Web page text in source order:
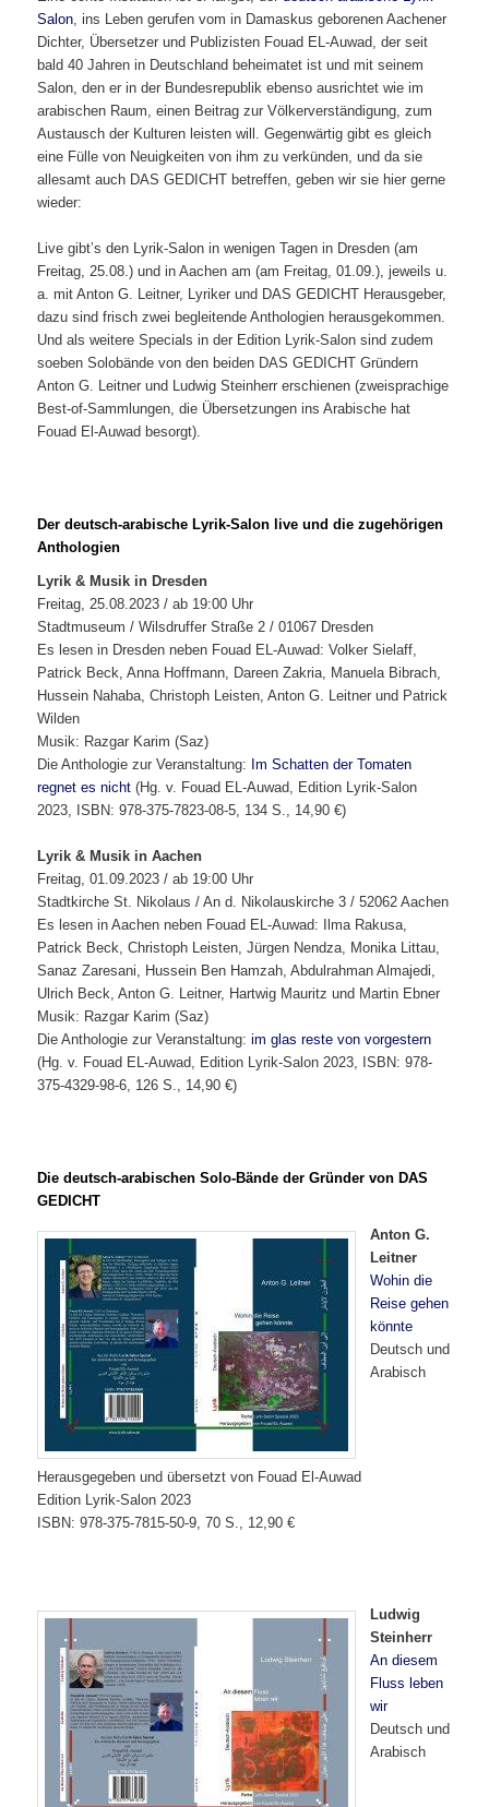
Salon, ins Leben gerufen vom in Damaskus geborenen Aachener
Dichter, Übersetzer und Publizisten Fouad EL-Auwad, der seit
bald 40 Jahren in Deutschland beheimatet ist und mit seinem
Salon, den er in der Bundesrepublik ebenso ausrichtet wie im
arabischen Raum, einen Beitrag zur Völkerverständigung, zum
Austausch der Kulturen leisten will. Gegenwärtig gibt es gleich
eine Fülle von Neuigkeiten von ihm zu verkünden, und da sie
allesamt auch DAS GEDICHT betreffen, geben wir sie hier gerne
wieder:
Live gibt’s den Lyrik-Salon in wenigen Tagen in Dresden (am
Freitag, 25.08.) und in Aachen am (am Freitag, 01.09.), jeweils u.
a. mit Anton G. Leitner, Lyriker und DAS GEDICHT Herausgeber,
dazu sind frisch zwei begleitende Anthologien herausgekommen.
Und als weitere Specials in der Edition Lyrik-Salon sind zudem
soeben Solobände von den beiden DAS GEDICHT Gründern
Anton G. Leitner und Ludwig Steinherr erschienen (zweisprachige
Best-of-Sammlungen, die Übersetzungen ins Arabische hat
Fouad El-Auwad besorgt).
Der deutsch-arabische Lyrik-Salon live und die zugehörigen
Anthologien
Lyrik & Musik in Dresden
Freitag, 25.08.2023 / ab 19:00 Uhr
Stadtmuseum / Wilsdruffer Straße 2 / 01067 Dresden
Es lesen in Dresden neben Fouad EL-Auwad: Volker Sielaff,
Patrick Beck, Anna Hoffmann, Dareen Zakria, Manuela Bibrach,
Hussein Nahaba, Christoph Leisten, Anton G. Leitner und Patrick
Wilden
Musik: Razgar Karim (Saz)
Die Anthologie zur Veranstaltung: Im Schatten der Tomaten
regnet es nicht (Hg. v. Fouad EL-Auwad, Edition Lyrik-Salon
2023, ISBN: 978-375-7823-08-5, 134 S., 14,90 €)
Lyrik & Musik in Aachen
Freitag, 01.09.2023 / ab 19:00 Uhr
Stadtkirche St. Nikolaus / An d. Nikolauskirche 3 / 52062 Aachen
Es lesen in Aachen neben Fouad EL-Auwad: Ilma Rakusa,
Patrick Beck, Christoph Leisten, Jürgen Nendza, Monika Littau,
Sanaz Zaresani, Hussein Ben Hamzah, Abdulrahman Almajedi,
Ulrich Beck, Anton G. Leitner, Hartwig Mauritz und Martin Ebner
Musik: Razgar Karim (Saz)
Die Anthologie zur Veranstaltung:im glas reste von vorgestern
(Hg. v. Fouad EL-Auwad, Edition Lyrik-Salon 2023, ISBN: 978-
375-4329-98-6, 126 S., 14,90 €)
Die deutsch-arabischen Solo-Bände der Gründer von DAS
GEDICHT
Anton G.
Leitner
Wohin die
Reise gehen
könnte
Deutsch und
Arabisch
Herausgegeben und übersetzt von Fouad El-Auwad
Edition Lyrik-Salon 2023
ISBN: 978-375-7815-50-9, 70 S., 12,90 €
Ludwig
Steinherr
An diesem
Fluss leben
wir
Deutsch und
Arabisch